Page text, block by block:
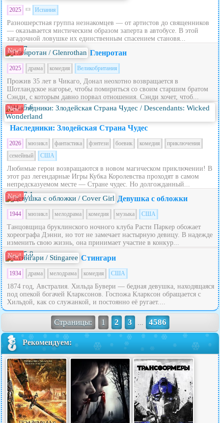
2025 Испания
Разношерстная группа незнакомцев — от артистов до священников
— оказывается мистическим образом заперта в автобусе. В этой
загадочной ловушке их единственным спасением становя...
New! 7 Гленротан
2025 драма комедия Великобритания
Прожив 35 лет в Чикаго, Донал неохотно возвращается в
Шотландское нагорье, чтобы помириться со своим старшим братом
Сэнди, с которым давно порвал отношения. Сэнди хочет, чтоб...
New! 5.6
Наследники: Злодейская Страна Чудес
2026 мюзикл фантастика фэнтези боевик комедия
приключения
семейный
США
Любимые герои возвращаются в новом магическом приключении! В
этот раз легендарные Игры Кубка Королевства проходят в самом
непредсказуемом месте — Стране чудес. Но долгожданный...
New! 7.1 Девушка с обложки
1944 мюзикл мелодрама комедия музыка США
Танцовщица бруклинского ночного клуба Расти Паркер обожает
хореографа Дэнни, но тот не замечает настырную девицу. В надежде
изменить свою жизнь, она принимает участие в конкур...
New! 5.8 Стингари
1934 драма мелодрама комедия США
1874 год, Австралия. Хильда Бувери — бедная девушка, находящаяся
под опекой богачей Кларксонов. Госпожа Кларксон обращается с
Хильдой, как со служанкой, и постоянно её ругает....
Страницы: 1 2 3 ... 4586
Рекомендуем: